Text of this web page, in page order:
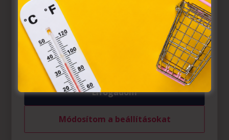
egyes kérdéseiről szóló 2001. évi CVIII. törvény, valamint
az Európai Unió előírásainak megfelelően használjuk.
Azon weblapoknak, melyek az Európai Unió országain
belül működnek, a „sütik" használatához, és ezeknek a
felhasználó számítógépén vagy egyéb eszközén történő
tárolásához a felhasználók hozzájárulását kell kérniük.
Elfogadom
Módosítom a beállításokat